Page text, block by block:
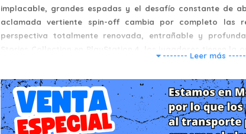
implacable, grandes espadas y el desafío constante de
aclamada vertiente spin-off cambia por completo las
perspectiva totalmente renovada, entrañable y
de los monstruos más icónicos de la franquicia al
experiencia visual optimizada, un rendimiento sólido y
para veteranos de la marca como para los amantes de los
------- Leer más